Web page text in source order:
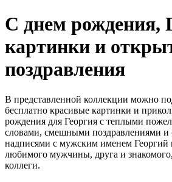
С днем рождения,
картинки и
поздравления
В представленной коллекции можно
бесплатно красивые картинки и
рождения для Георгия с теплыми
словами, смешными поздравлениями
надписями с мужским именем Георгий
любимого мужчины, друга и
коллеги.